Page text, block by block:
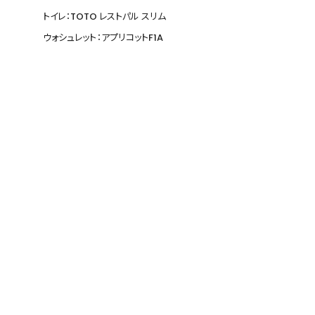
トイレ：TOTO レストパル スリム
ウォシュレット：アプリコットF1A